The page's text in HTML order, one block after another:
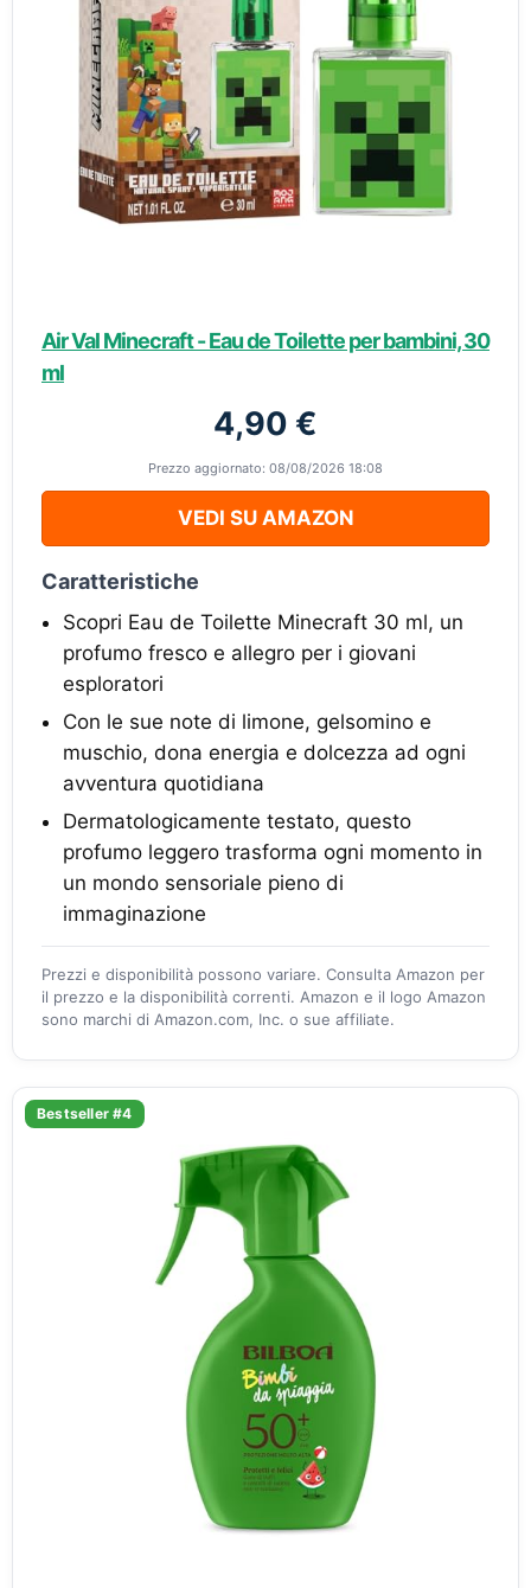
Air Val Minecraft - Eau de Toilette per bambini, 30
ml
4,90 €
Prezzo aggiornato: 08/08/2026 18:08
VEDI SU AMAZON
Caratteristiche
Scopri Eau de Toilette Minecraft 30 ml, un
profumo fresco e allegro per i giovani
esploratori
Con le sue note di limone, gelsomino e
muschio, dona energia e dolcezza ad ogni
avventura quotidiana
Dermatologicamente testato, questo
profumo leggero trasforma ogni momento in
un mondo sensoriale pieno di
immaginazione
Prezzi e disponibilità possono variare. Consulta Amazon per
il prezzo e la disponibilità correnti. Amazon e il logo Amazon
sono marchi di Amazon.com, Inc. o sue affiliate.
Bestseller #4